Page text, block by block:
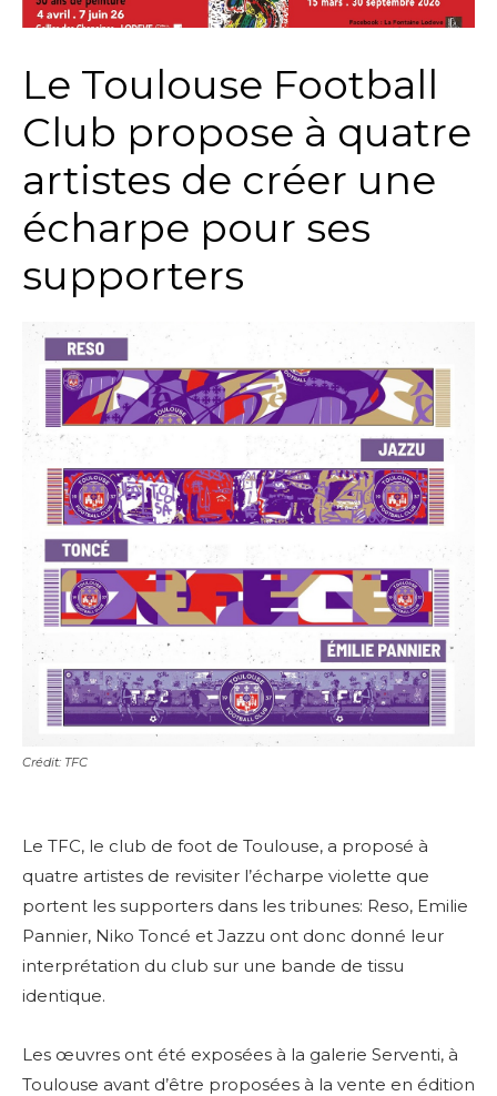
Le Toulouse Football
Club propose à quatre
artistes de créer une
écharpe pour ses
supporters
Crédit: TFC
Le TFC, le club de foot de Toulouse, a proposé à
quatre artistes de revisiter l’écharpe violette que
portent les supporters dans les tribunes: Reso, Emilie
Pannier, Niko Toncé et Jazzu ont donc donné leur
interprétation du club sur une bande de tissu
identique.
Les œuvres ont été exposées à la galerie Serventi, à
Toulouse avant d’être proposées à la vente en édition